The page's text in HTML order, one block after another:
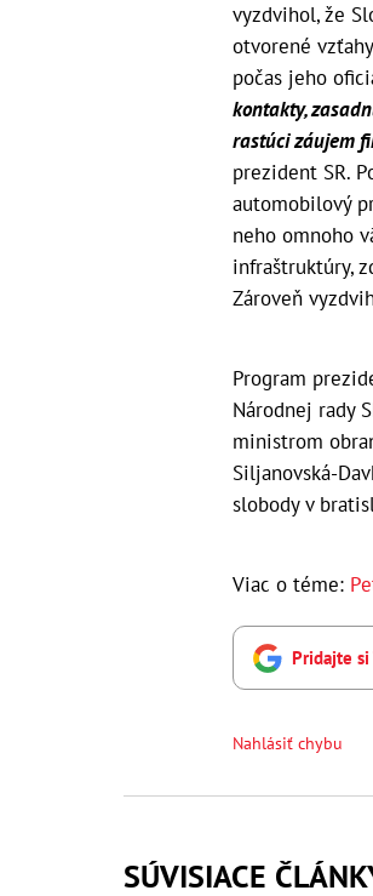
vyzdvihol, že
otvorené
počas jeho
kontakty,
rastúci záujem
prezident SR.
automobilový
neho omnoho
infraštruktúry,
Zároveň
Program
Národnej rady
ministrom
Siljanovská-
slobody v
Viac o téme:
Pridajte si
Nahlásiť chybu
SÚVISIACE